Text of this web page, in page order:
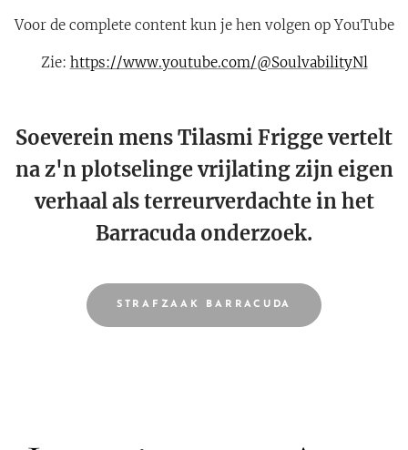
Voor de complete content kun je hen volgen op YouTube
Zie: https://www.youtube.com/@SoulvabilityNl
Soeverein mens Tilasmi Frigge vertelt
na z'n plotselinge vrijlating zijn eigen
verhaal als terreurverdachte in het
Barracuda onderzoek.
STRAFZAAK BARRACUDA